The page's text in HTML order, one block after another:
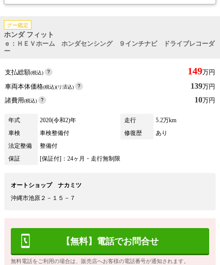
グー鑑定
ホンダ フィット
ｅ：ＨＥＶホーム ホンダセンシング ９インチナビ ドライブレコーダ
ー
支払総額(税込) 149万円
車両本体価格(税込)(リ済込) 139万円
諸費用(税込) 10万円
年式 2020(令和2)年 走行
5.2万km
車検
車検整備付 修復歴
あり
法定整備
整備付
保証
[保証付]：24ヶ月・走行無制限
オートショップ ナカミツ
沖縄市池原２－１５－７
【無料】電話でお問合せ
無料電話をご利用の場合は、販売店へお客様の電話番号が通知されます。